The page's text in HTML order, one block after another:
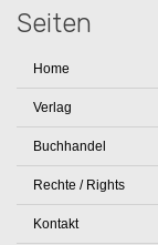
Seiten
Home
Verlag
Buchhandel
Rechte / Rights
Kontakt